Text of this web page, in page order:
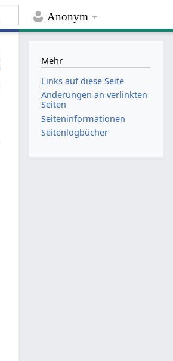
Anonym
Mehr
Links auf diese Seite
Änderungen an verlinkten
Seiten
Seiten­­informationen
Seitenlogbücher